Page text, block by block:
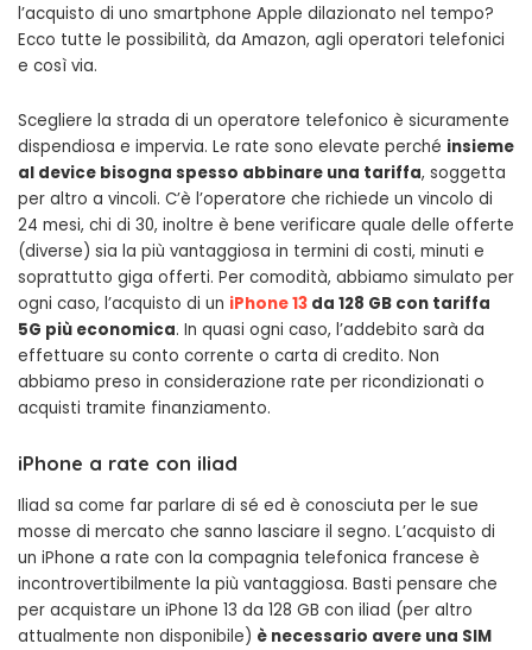
l’acquisto di uno smartphone Apple dilazionato nel tempo?
Ecco tutte le possibilità, da Amazon, agli operatori telefonici
e così via.
Scegliere la strada di un operatore telefonico è sicuramente
dispendiosa e impervia. Le rate sono elevate perché insieme
al device bisogna spesso abbinare una tariffa, soggetta
per altro a vincoli. C’è l’operatore che richiede un vincolo di
24 mesi, chi di 30, inoltre è bene verificare quale delle offerte
(diverse) sia la più vantaggiosa in termini di costi, minuti e
soprattutto giga offerti. Per comodità, abbiamo simulato per
ogni caso, l’acquisto di un iPhone 13 da 128 GB con tariffa
5G più economica. In quasi ogni caso, l’addebito sarà da
effettuare su conto corrente o carta di credito. Non
abbiamo preso in considerazione rate per ricondizionati o
acquisti tramite finanziamento.
iPhone a rate con iliad
Iliad sa come far parlare di sé ed è conosciuta per le sue
mosse di mercato che sanno lasciare il segno. L’acquisto di
un iPhone a rate con la compagnia telefonica francese è
incontrovertibilmente la più vantaggiosa. Basti pensare che
per acquistare un iPhone 13 da 128 GB con iliad (per altro
attualmente non disponibile) è necessario avere una SIM